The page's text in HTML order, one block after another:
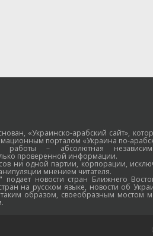
«Украинско-арабский сайт»,
порталом «Украина по-
– абсолютная
проверенной информации.
ни одной партии, корпорации,
мнением читателя.
подает новости стран Ближнего
на русском языке, новости об
образом, своеобразным мостом